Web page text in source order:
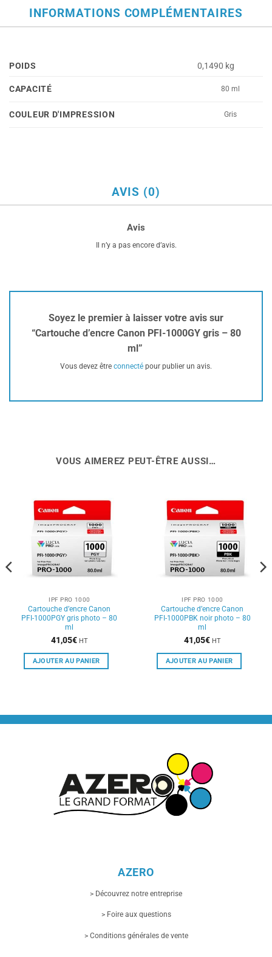
INFORMATIONS COMPLÉMENTAIRES
POIDS 0,1490 kg
CAPACITÉ 80 ml
COULEUR D'IMPRESSION Gris
AVIS (0)
Avis
Il n’y a pas encore d’avis.
Soyez le premier à laisser votre avis sur
“Cartouche d’encre Canon PFI-1000GY gris – 80
ml”
Vous devez être connecté pour publier un avis.
VOUS AIMEREZ PEUT-ÊTRE AUSSI…
IPF PRO 1000
Cartouche d’encre Canon
PFI-1000PGY gris photo – 80
ml
41,05€ HT
AJOUTER AU PANIER
IPF PRO 1000
Cartouche d’encre Canon
PFI-1000PBK noir photo – 80
ml
41,05€ HT
AJOUTER AU PANIER
AZERO
> Découvrez notre entreprise
> Foire aux questions
> Conditions générales de vente